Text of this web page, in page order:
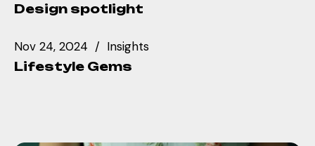
Design spotlight
Nov 24, 2024 Insights
Lifestyle Gems